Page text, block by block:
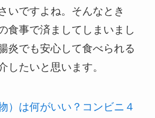
いですよね。そんなとき
食事で済ましてしまいまし
炎でも安心して食べられる
したいと思います。
）は何がいい？コンビニ４